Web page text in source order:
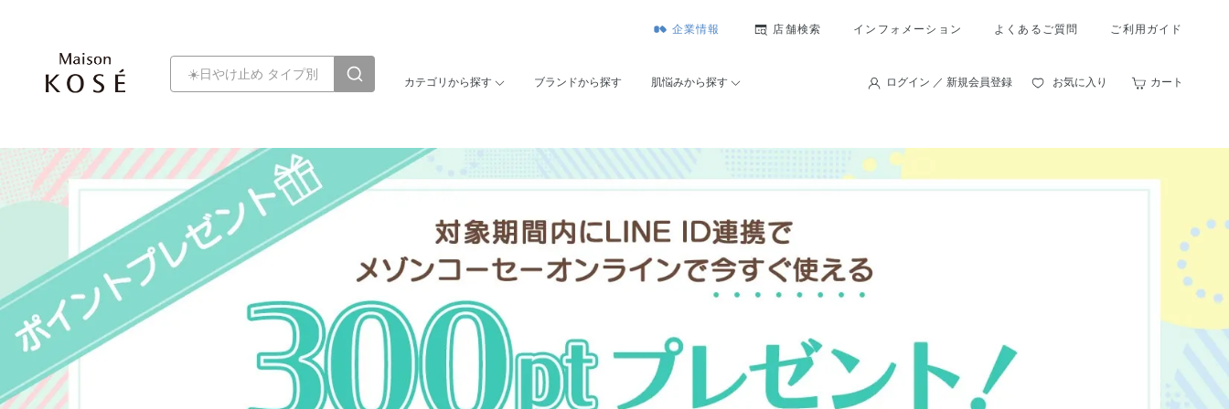
企業情報 店舗検索 インフォメーション よくあるご質問 ご利用ガイド
カテゴリから探す ブランドから探す 肌悩みから探す ログイン ／ 新規会員登録 お気に入り カート